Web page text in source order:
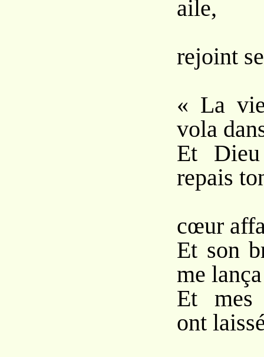
aile,
rejoint
« La
vola
Et
repais
cœur
Et son
me
Et mes
ont